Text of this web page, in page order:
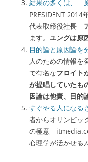
結果の多くは、「
PRESIDENT 2014
代表取締役社長
ます。 ユングは原
目的論と原因論を
人のための情報
で有名なフロイト
が提唱していたも
因論は他責、目的
すぐやる人になる
者からオリンピッ
の極意
心理学が活かせる